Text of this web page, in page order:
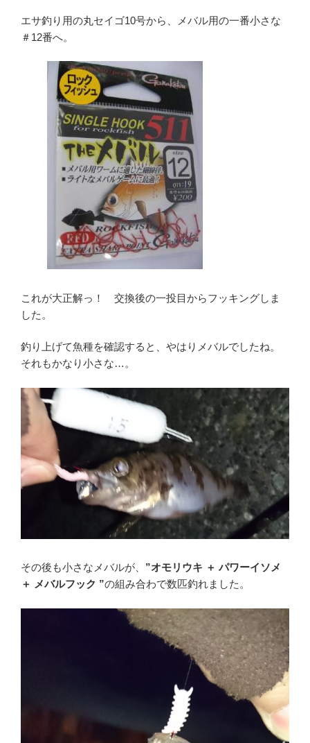
エサ釣り用の丸セイゴ10号から、メバル用の一番小さな
＃12番へ。
これが大正解っ！ 交換後の一投目からフッキングしま
した。
釣り上げて魚種を確認すると、やはりメバルでしたね。
それもかなり小さな…。
その後も小さなメバルが、 ”オモリウキ ＋ パワーイソメ
＋ メバルフック ”の組み合わで数匹釣れました。